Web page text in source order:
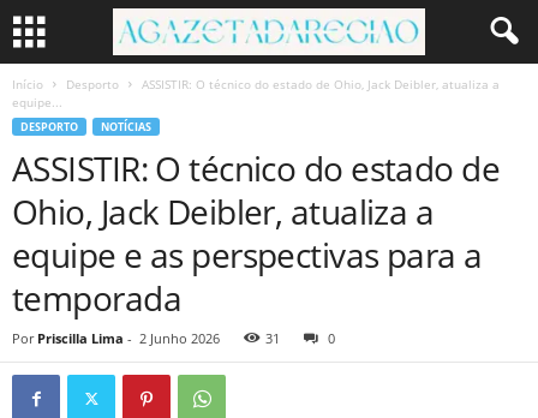
Início Desporto
ASSISTIR: O técnico do estado de Ohio, Jack Deibler, atualiza a
equipe...
DESPORTO NOTÍCIAS
ASSISTIR: O técnico do estado de
Ohio, Jack Deibler, atualiza a
equipe e as perspectivas para a
temporada
Por Priscilla Lima - 2 Junho 2026 31 0